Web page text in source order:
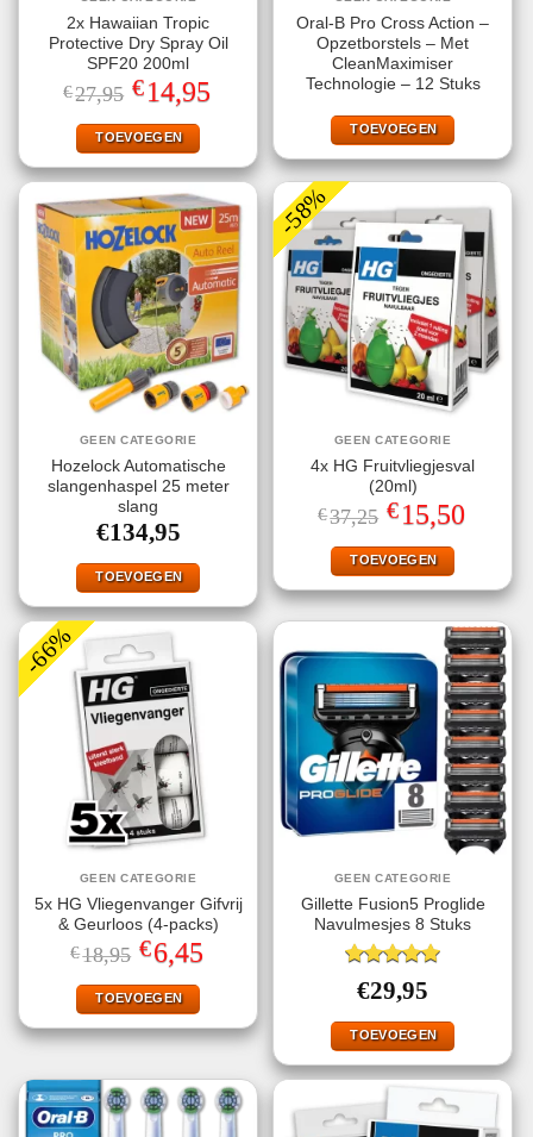
2x Hawaiian Tropic
Protective Dry Spray Oil
SPF20 200ml
€27,95 Oorspronkelijke
prijs
was:
€27,95.
€14,95prijs
TOEVOEGEN
Oral-B Pro Cross Action –
Opzetborstels – Met
CleanMaximiser
Technologie – 12 Stuks
TOEVOEGEN
GEEN CATEGORIE
Hozelock Automatische
slangenhaspel 25 meter
slang
€134,95
TOEVOEGEN
-58%
GEEN CATEGORIE
4x HG Fruitvliegjesval
(20ml)
€37,25 Oorspronkelijke
prijs
was:
€37,25.
€15,50Huidige
prijs
TOEVOEGEN
-66%
GEEN CATEGORIE
5x HG Vliegenvanger Gifvrij
& Geurloos (4-packs)
€18,95 Oorspronkelijke
prijs
was:
€18,95.
€6,45prijs
TOEVOEGEN
GEEN CATEGORIE
Gillette Fusion5 Proglide
Navulmesjes 8 Stuks
Gewaardeerd
5.00uit 5
€29,95
TOEVOEGEN